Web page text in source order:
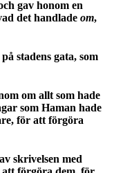
gav honom en
det handlade om,
stadens gata, som
om allt som hade
som Haman hade
för att förgöra
skrivelsen med